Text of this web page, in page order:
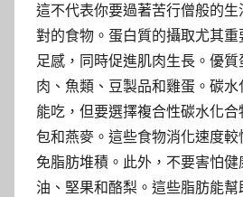
這不代表你要過著苦行僧般的
對的食物。蛋白質的攝取尤其
足感，同時促進肌肉生長。優
肉、魚類、豆製品和雞蛋。碳
能吃，但要選擇複合性碳水化
包和燕麥。這些食物消化速度
免脂肪堆積。此外，不要害怕
油、堅果和酪梨。這些脂肪能